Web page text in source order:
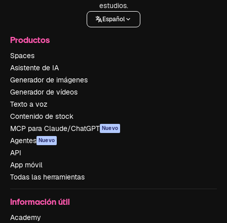
estudios.
Español
Productos
Spaces
Asistente de IA
Generador de imágenes
Generador de vídeos
Texto a voz
Contenido de stock
MCP para Claude/ChatGPT Nuevo
Agentes Nuevo
API
App móvil
Todas las herramientas
Información útil
Academy